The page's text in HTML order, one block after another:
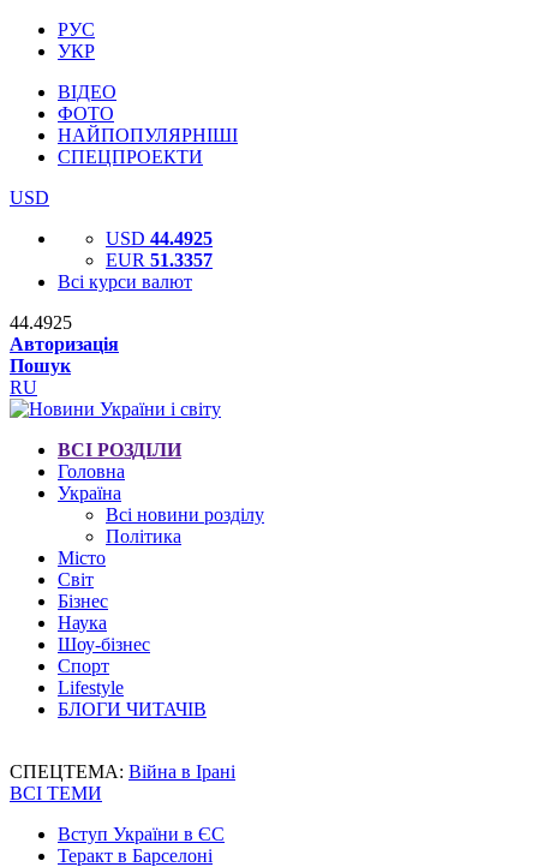
РУС
УКР
ВІДЕО
ФОТО
НАЙПОПУЛЯРНІШІ
СПЕЦПРОЕКТИ
USD
USD 44.4925
EUR 51.3357
Всі курси валют
44.4925
Авторизація
Пошук
RU
ВСІ РОЗДІЛИ
Головна
Україна
Всі новини розділу
Політика
Місто
Світ
Бізнес
Наука
Шоу-бізнес
Спорт
Lifestyle
БЛОГИ ЧИТАЧІВ
СПЕЦТЕМА: Війна в Ірані
ВСІ ТЕМИ
Вступ України в ЄС
Теракт в Барселоні